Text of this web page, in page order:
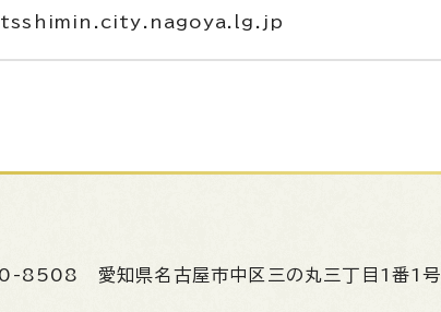
8508 愛知県名古屋市中区三の丸三丁目1番1号